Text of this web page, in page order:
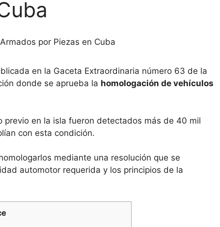
por Piezas en Cuba
en la Gaceta Extraordinaria número 63 de la
donde se aprueba la homologación de vehículos
previo en la isla fueron detectados más de 40 mil
con esta condición.
mediante una resolución que se
automotor requerida y los principios de la